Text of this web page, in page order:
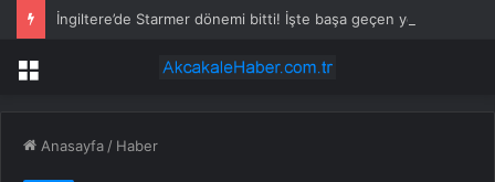
Menü
Anasayfa / Haber